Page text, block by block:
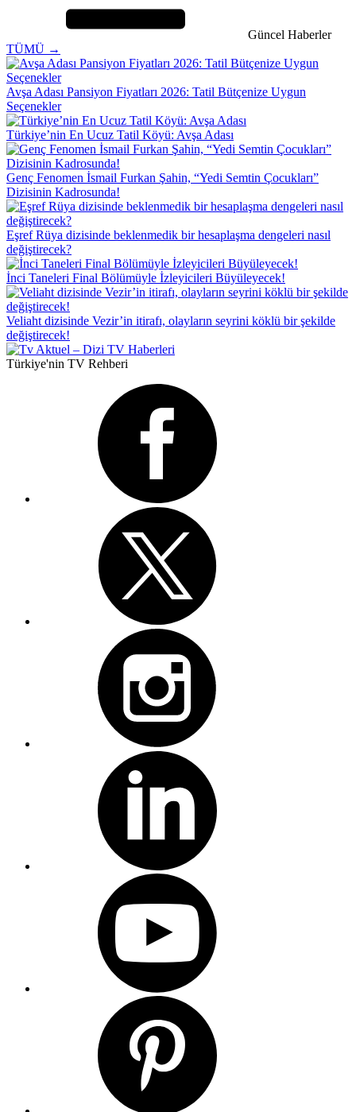
Güncel Haberler
TÜMÜ →
Avşa Adası Pansiyon Fiyatları 2026: Tatil Bütçenize Uygun
Seçenekler
Türkiye’nin En Ucuz Tatil Köyü: Avşa Adası
Genç Fenomen İsmail Furkan Şahin, “Yedi Semtin Çocukları”
Dizisinin Kadrosunda!
Eşref Rüya dizisinde beklenmedik bir hesaplaşma dengeleri nasıl
değiştirecek?
İnci Taneleri Final Bölümüyle İzleyicileri Büyüleyecek!
Veliaht dizisinde Vezir’in itirafı, olayların seyrini köklü bir şekilde
değiştirecek!
Türkiye'nin TV Rehberi